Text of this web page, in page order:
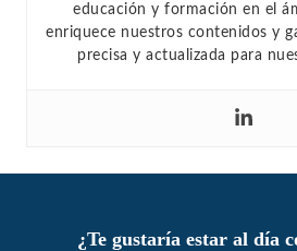
educación y formación en el
enriquece nuestros contenidos y
precisa y actualizada para
¿Te gustaría estar al día